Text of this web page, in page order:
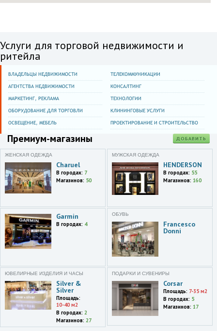
Услуги для торговой недвижимости и
ритейла
ВЛАДЕЛЬЦЫ НЕДВИЖИМОСТИ ТЕЛЕКОММУНИКАЦИИ
АГЕНТСТВА НЕДВИЖИМОСТИ КОНСАЛТИНГ
МАРКЕТИНГ, РЕКЛАМА ТЕХНОЛОГИИ
ОБОРУДОВАНИЕ ДЛЯ ТОРГОВЛИ КЛИНИНГОВЫЕ УСЛУГИ
ОСВЕЩЕНИЕ, МЕБЕЛЬ ПРОЕКТИРОВАНИЕ И СТРОИТЕЛЬСТВО
ДОБАВИТЬ
Премиум-магазины
ЖЕНСКАЯ ОДЕЖДА
Charuel
В городах: 7
Магазинов: 50
МУЖСКАЯ ОДЕЖДА
HENDERSON
В городах: 55
Магазинов: 160
Garmin
В городах: 4
ОБУВЬ
Francesco
Donni
ЮВЕЛИРНЫЕ ИЗДЕЛИЯ И ЧАСЫ
Silver &
Silver
Площадь:
10-40 м2
В городах: 2
Магазинов: 27
ПОДАРКИ И СУВЕНИРЫ
Corsar
Площадь: 7-35 м2
В городах: 5
Магазинов: 17